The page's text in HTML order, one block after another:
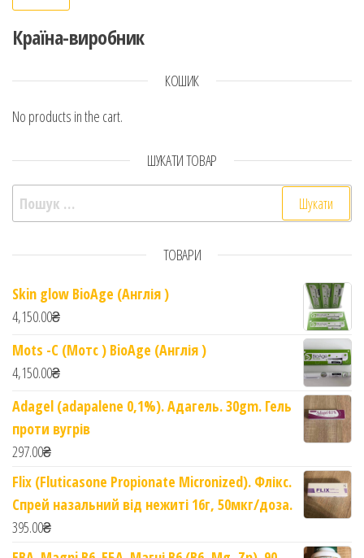
Країна-виробник
КОШИК
No products in the cart.
ШУКАТИ ТОВАР
Пошук:
ТОВАРИ
Skin glow BioAge (Англія )
4,150.00₴
Mots -C (Мотс ) BioAge (Англія )
4,150.00₴
Adagel (adapalene 0,1%). Адагель. 30gm. Гель
проти вугрів
297.00₴
Flix (Fluticasone Propionate Micronized). Флікс.
Спрей назальний від нежиті 16г, 50мкг/доза.
395.00₴